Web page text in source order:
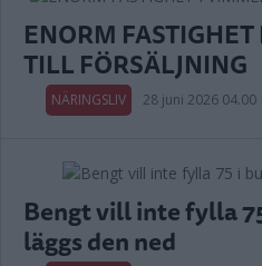
ENORM
TILL FÖRSÄLJNING
NÄRINGSLIV 28 juni 2026 04.00
Bengt vill inte fylla
läggs den ned